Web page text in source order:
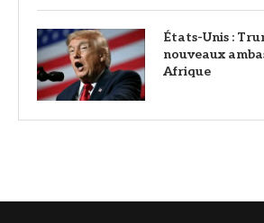
États-Unis :
nouveaux
Afrique